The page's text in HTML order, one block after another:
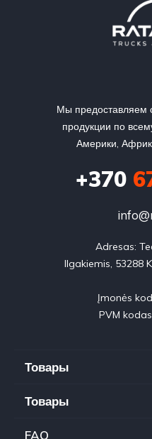
Мы предоставляем
продукции по
Америки,
+370
Adresas:
Ilgakiemis, 53288
Įmonės
PVM
Товары
Товары
FAQ